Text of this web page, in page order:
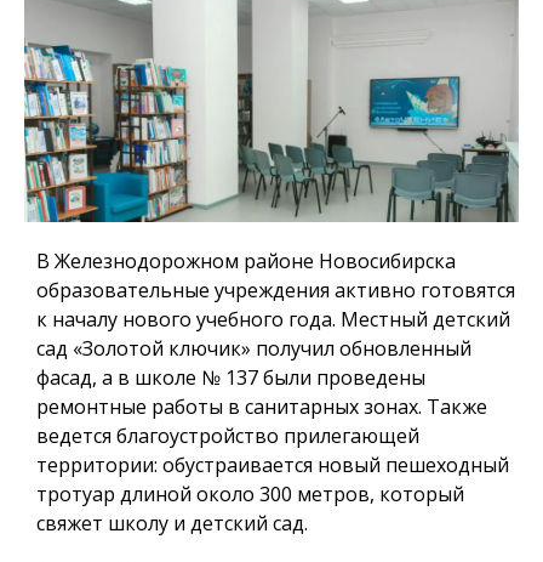
В Железнодорожном районе Новосибирска
образовательные учреждения активно готовятся
к началу нового учебного года. Местный детский
сад «Золотой ключик» получил обновленный
фасад, а в школе № 137 были проведены
ремонтные работы в санитарных зонах. Также
ведется благоустройство прилегающей
территории: обустраивается новый пешеходный
тротуар длиной около 300 метров, который
свяжет школу и детский сад.